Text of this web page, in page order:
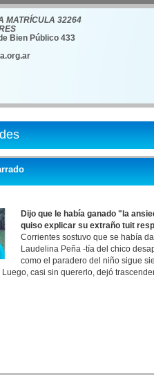
MATRÍCULA 32264
Bien Público 433
Dijo que le había ganado "la
quiso explicar su extraño tuit
Corrientes sostuvo que se había
Laudelina Peña -tía del chico
como el paradero del niño sigue
casi sin quererlo, dejó